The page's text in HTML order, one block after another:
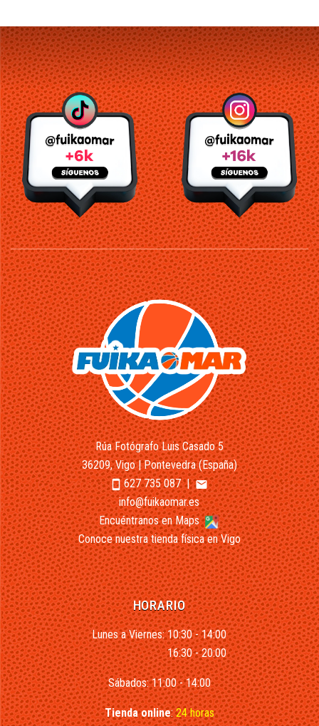
Rúa Fotógrafo Luis Casado 5
36209, Vigo | Pontevedra (España)
smartphone627 735 087|email
info@fuikaomar.es
Encuéntranos en Maps
Conoce nuestra tienda física en Vigo
HORARIO
Lunes a Viernes: 10:30 - 14:00
16:30 - 20:00
Sábados: 11:00 - 14:00
Tienda online:24 horas